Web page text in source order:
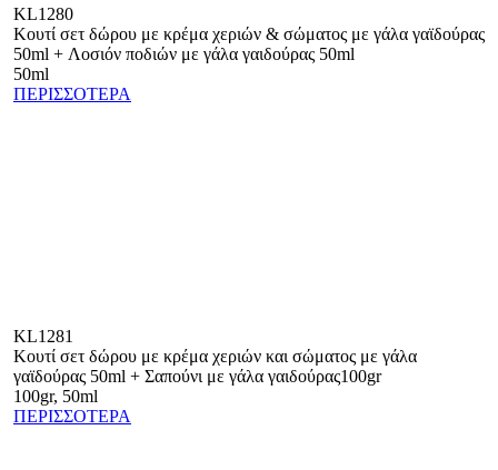
KL1280
Κουτί σετ δώρου με κρέμα χεριών & σώματος με γάλα γαϊδούρας
50ml + Λοσιόν ποδιών με γάλα γαιδούρας 50ml
50ml
ΠΕΡΙΣΣΟΤΕΡΑ
KL1281
Κουτί σετ δώρου με κρέμα χεριών και σώματος με γάλα
γαϊδούρας 50ml + Σαπούνι με γάλα γαιδούρας100gr
100gr, 50ml
ΠΕΡΙΣΣΟΤΕΡΑ